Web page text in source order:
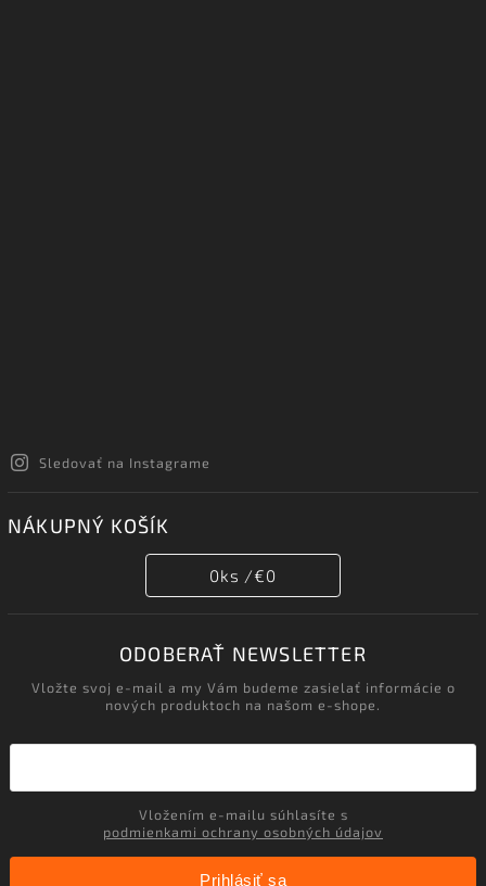
Sledovať na Instagrame
NÁKUPNÝ KOŠÍK
0ks /€0
ODOBERAŤ NEWSLETTER
Vložte svoj e-mail a my Vám budeme zasielať informácie o
nových produktoch na našom e-shope.
podmienkami ochrany osobných údajov
Prihlásiť sa